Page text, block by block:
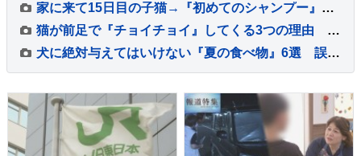
家に来て15日目の子猫→『初めてのシャンプー』に挑戦した結果…微笑ましい光景に「めちゃめちゃいい子」「かわいー」と癒される人が続出
猫が前足で『チョイチョイ』してくる3つの理由 仕草に込められた意味や気持ちの見分け方
犬に絶対与えてはいけない『夏の食べ物』6選 誤って食べてしまった場合の危険な症状まで